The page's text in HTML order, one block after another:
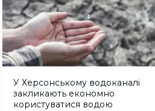
У Херсонському водоканалі
закликають економно
користуватися водою